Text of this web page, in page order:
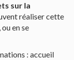
sur la
réaliser cette
en se
: accueil